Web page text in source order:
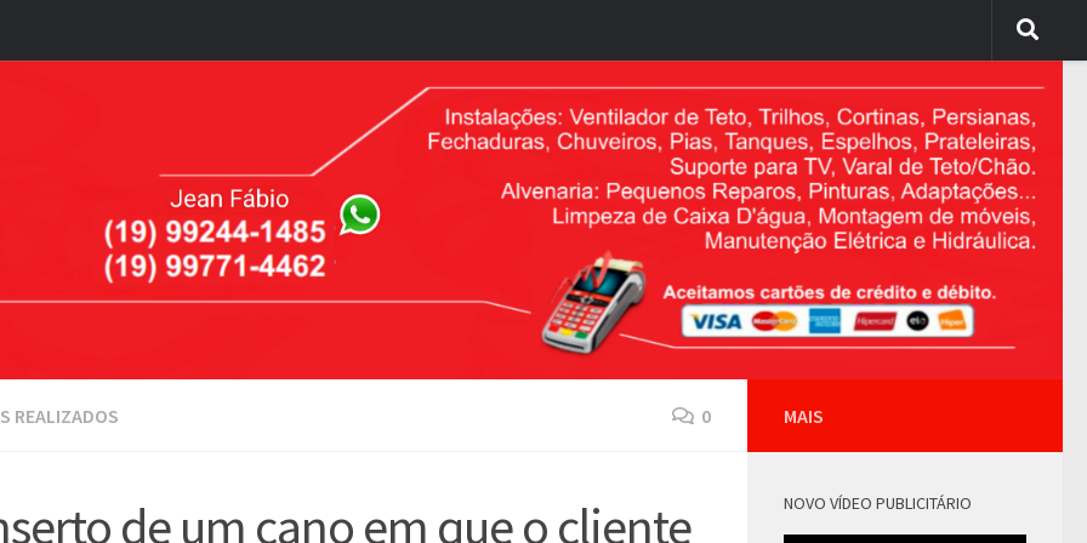
REALIZADOS 0
de um cano em que o cliente
MAIS
NOVO VÍDEO PUBLICITÁRIO